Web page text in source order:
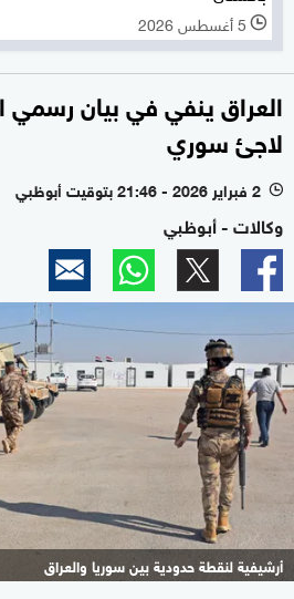
l 5 أغسطس 2026
لاجئ سوري
l 2 فبراير 2026 - 21:46 بتوقيت أبوظبي
وكالات - أبوظبي
أرشيفية لنقطة حدودية بين سوريا والعراق